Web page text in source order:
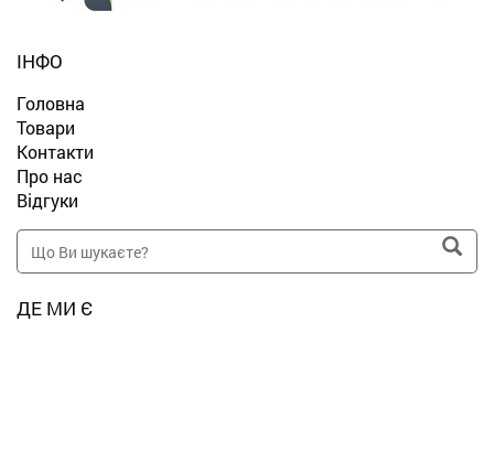
ІНФО
Головна
Товари
Контакти
Про нас
Відгуки
ДЕ МИ Є